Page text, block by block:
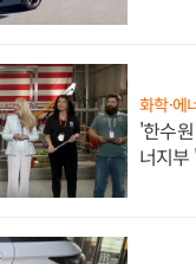
화학·에
'한수
너지